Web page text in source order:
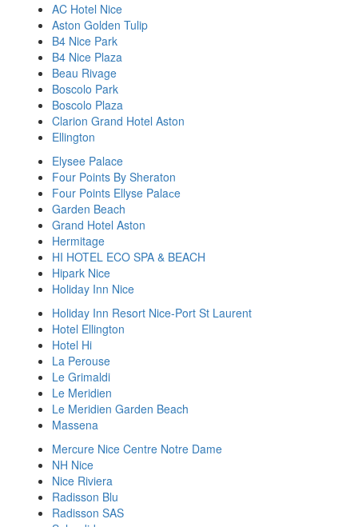
AC Hotel Nice
Aston Golden Tulip
B4 Nice Park
B4 Nice Plaza
Beau Rivage
Boscolo Park
Boscolo Plaza
Clarion Grand Hotel Aston
Ellington
Elysee Palace
Four Points By Sheraton
Four Points Ellyse Palaсe
Garden Beach
Grand Hotel Aston
Hermitage
HI HOTEL ECO SPA & BEACH
Hipark Nice
Holiday Inn Nice
Holiday Inn Resort Nice-Port St Laurent
Hotel Ellington
Hotel Hi
La Perouse
Le Grimaldi
Le Meridien
Le Meridien Garden Beach
Massena
Mercure Nice Centre Notre Dame
NH Nice
Nice Riviera
Radisson Blu
Radisson SAS